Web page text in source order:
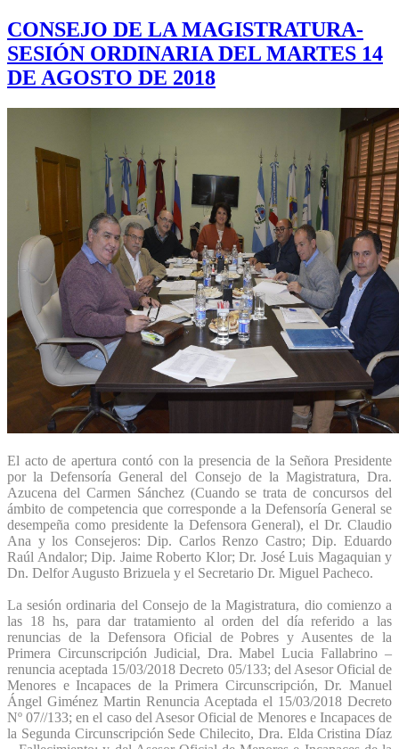
CONSEJO DE LA MAGISTRATURA-
SESIÓN ORDINARIA DEL MARTES 14
DE AGOSTO DE 2018
El acto de apertura contó con la presencia de la Señora Presidente
por la Defensoría General del Consejo de la Magistratura, Dra.
Azucena del Carmen Sánchez (Cuando se trata de concursos del
ámbito de competencia que corresponde a la Defensoría General se
desempeña como presidente la Defensora General), el Dr. Claudio
Ana y los Consejeros: Dip. Carlos Renzo Castro; Dip. Eduardo
Raúl Andalor; Dip. Jaime Roberto Klor; Dr. José Luis Magaquian y
Dn. Delfor Augusto Brizuela y el Secretario Dr. Miguel Pacheco.
La sesión ordinaria del Consejo de la Magistratura, dio comienzo a
las 18 hs, para dar tratamiento al orden del día referido a las
renuncias de la Defensora Oficial de Pobres y Ausentes de la
Primera Circunscripción Judicial, Dra. Mabel Lucia Fallabrino –
renuncia aceptada 15/03/2018 Decreto 05/133; del Asesor Oficial de
Menores e Incapaces de la Primera Circunscripción, Dr. Manuel
Ángel Giménez Martin Renuncia Aceptada el 15/03/2018 Decreto
Nº 07//133; en el caso del Asesor Oficial de Menores e Incapaces de
la Segunda Circunscripción Sede Chilecito, Dra. Elda Cristina Díaz